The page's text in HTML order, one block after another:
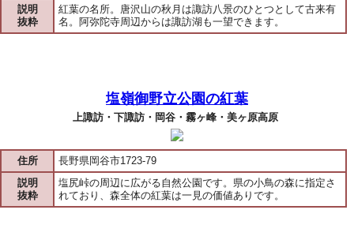
説明
抜粋
紅葉の名所。唐沢山の秋月は諏訪八景のひとつとして古来有
名。阿弥陀寺周辺からは諏訪湖も一望できます。
塩嶺御野立公園の紅葉
上諏訪・下諏訪・岡谷・霧ヶ峰・美ヶ原高原
住所
長野県岡谷市1723-79
説明
抜粋
塩尻峠の周辺に広がる自然公園です。県の小鳥の森に指定さ
れており、森全体の紅葉は一見の価値ありです。